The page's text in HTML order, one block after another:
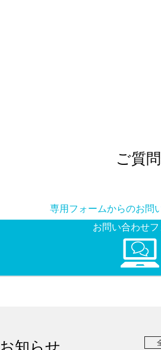
ご質
専用フォームからのお問
お問い合わせ
お知らせ